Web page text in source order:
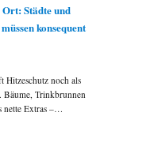
Städte und
konsequent
Hitzeschutz noch als
Trinkbrunnen
nette Extras –…